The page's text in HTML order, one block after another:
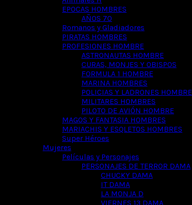
EPOCAS HOMBRES
AÑOS 70
Romanos y Gladiadores
PIRATAS HOMBRES
PROFESIONES HOMBRE
ASTRONAUTAS HOMBRE
CURAS, MONJES Y OBISPOS
FORMULA 1 HOMBRE
MARINA HOMBRES
POLICIAS Y LADRONES HOMBRE
MILITARES HOMBRES
PILOTO DE AVIÓN HOMBRE
MAGOS Y FANTASIA HOMBRES
MARIACHIS Y ESQLETOS HOMBRES
Super Héroes
Mujeres
Películas y Personajes
PERSONAJES DE TERROR DAMA
CHUCKY DAMA
IT DAMA
LA MONJA D
VIERNES 13 DAMA